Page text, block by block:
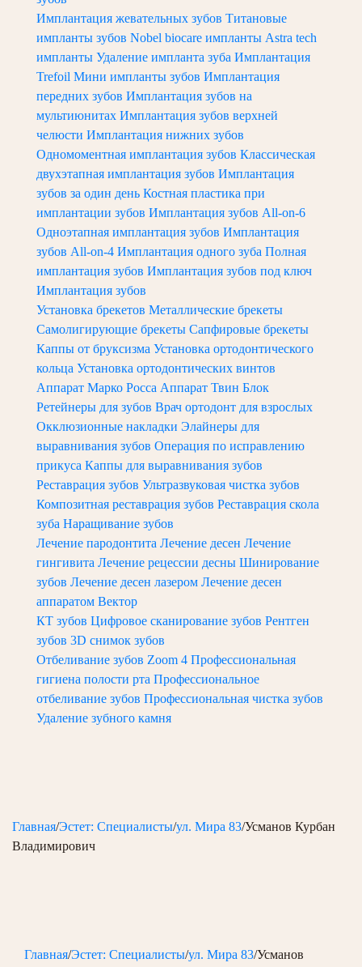
Имплантация жевательных зубов Титановые
импланты зубов Nobel biocare импланты Astra tech
импланты Удаление импланта зуба Имплантация
Trefoil Мини импланты зубов Имплантация
передних зубов Имплантация зубов на
мультиюнитах Имплантация зубов верхней
челюсти Имплантация нижних зубов
Одномоментная имплантация зубов Классическая
двухэтапная имплантация зубов Имплантация
зубов за один день Костная пластика при
имплантации зубов Имплантация зубов All-on-6
Одноэтапная имплантация зубов Имплантация
зубов All-on-4 Имплантация одного зуба Полная
имплантация зубов Имплантация зубов под ключ
Имплантация зубов
Установка брекетов Металлические брекеты
Самолигирующие брекеты Сапфировые брекеты
Каппы от бруксизма Установка ортодонтического
кольца Установка ортодонтических винтов
Аппарат Марко Росса Аппарат Твин Блок
Ретейнеры для зубов Врач ортодонт для взрослых
Окклюзионные накладки Элайнеры для
выравнивания зубов Операция по исправлению
прикуса Каппы для выравнивания зубов
Реставрация зубов Ультразвуковая чистка зубов
Композитная реставрация зубов Реставрация скола
зуба Наращивание зубов
Лечение пародонтита Лечение десен Лечение
гингивита Лечение рецессии десны Шинирование
зубов Лечение десен лазером Лечение десен
аппаратом Вектор
КТ зубов Цифровое сканирование зубов Рентген
зубов 3D снимок зубов
Отбеливание зубов Zoom 4 Профессиональная
гигиена полости рта Профессиональное
отбеливание зубов Профессиональная чистка зубов
Удаление зубного камня
Главная/Эстет: Специалисты/ул. Мира 83/Усманов Курбан
Владимирович
Главная/Эстет: Специалисты/ул. Мира 83/Усманов